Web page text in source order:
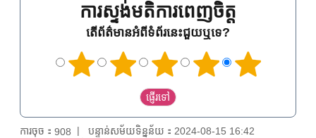
ការស្ទង់មតិការពេញចិត្ត
តើព័ត៌មានអំពីទំព័រនេះជួយឬទេ?
ការចុច： 908
បន្ទាន់សម័យទិន្នន័យ：2024-08-15 16:42